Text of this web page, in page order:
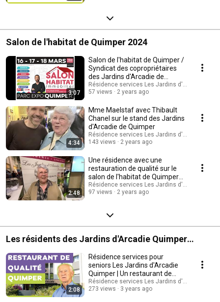
Salon de l'habitat de Quimper 2024
3:07
Salon de l'habitat de Quimper /
Syndicat des copropriétaires
des Jardins d'Arcadie de
Quimper
Résidence services Les Jardins d'Arcadie
57 views
2 years ago
4:34
Mme Maelstaf avec Thibault
Chanel sur le stand des Jardins
d'Arcadie de Quimper
Résidence services Les Jardins d'Arcadie
143 views
2 years ago
2:48
Une résidence avec une
restauration de qualité sur le
salon de l'habitat de Quimper
2024
Résidence services Les Jardins d'Arcadie
97 views
2 years ago
Les résidents des Jardins d'Arcadie Quimper
témoignent :
2:08
Résidence services pour
seniors Les Jardins d'Arcadie
Quimper | Un restaurant de
qualité
Résidence services Les Jardins d'Arcadie
273 views
3 years ago